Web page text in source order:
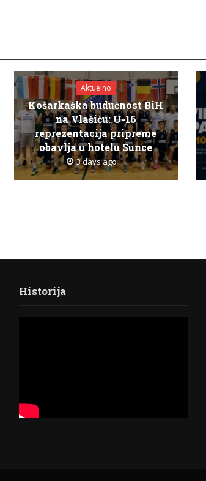
Aktuelno
Košarkaška budućnost BiH
na Vlašiću: U-16
reprezentacija pripreme
obavlja u hotelu Sunce
3 days ago
Historija